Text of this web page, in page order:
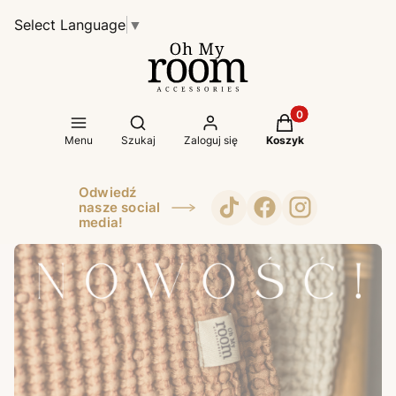
Select Language ▼
Menu
Otwórz wyszukiwarkę
Szukaj Zaloguj się
Produkty w
Koszyk
Odwiedź
nasze social
media!